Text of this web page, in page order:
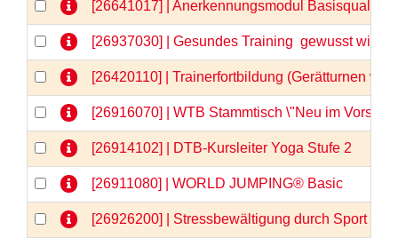
[26641017] | Anerkennungsmodul
[26937030] | Gesundes Training  gewusst wie
[26420110] | Trainerfortbildung (Gerätturnen
[26916070] | WTB Stammtisch \"Neu im
[26914102] | DTB-Kursleiter Yoga Stufe 2
[26911080] | WORLD JUMPING® Basic
[26926200] | Stressbewältigung durch Sport -